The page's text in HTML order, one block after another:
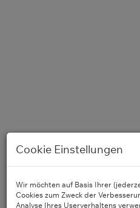
Cookie Einstellungen
Wir möchten auf Basis Ihrer
Cookies zum Zweck der
Analyse Ihres Userverhaltens